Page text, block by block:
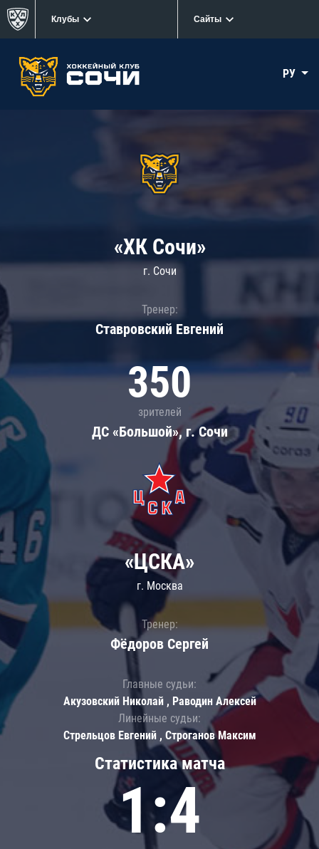
Клубы Сайты
РУ
«ХК Сочи»
г. Сочи
Тренер:
Ставровский Евгений
350
зрителей
ДС «Большой», г. Сочи
Статистика матча
1:4
«ЦСКА»
г. Москва
Тренер:
Фёдоров Сергей
Главные судьи:
Акузовский Николай , Раводин Алексей
Линейные судьи:
Стрельцов Евгений , Строганов Максим